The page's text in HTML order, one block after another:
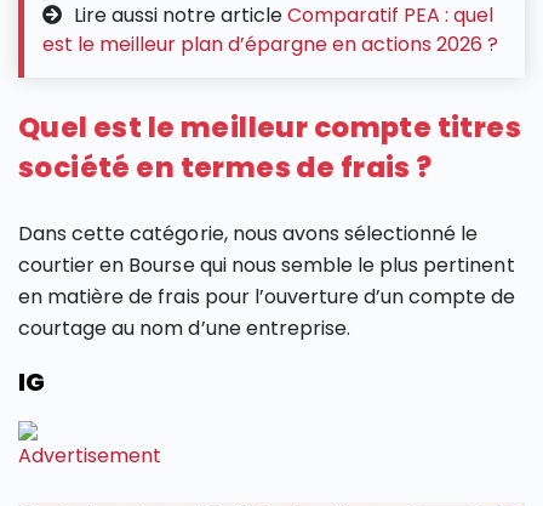
Lire aussi notre articleComparatif PEA : quel
est le meilleur plan d’épargne en actions 2026 ?
Quel est le meilleur compte titres
société en termes de frais ?
Dans cette catégorie, nous avons sélectionné le
courtier en Bourse qui nous semble le plus pertinent
en matière de frais pour l’ouverture d’un compte de
courtage au nom d’une entreprise.
IG